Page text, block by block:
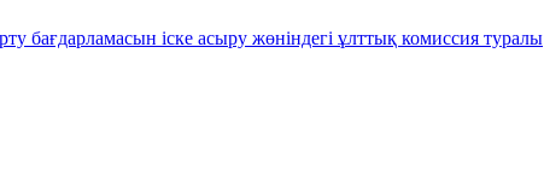
бағдарламасын іске асыру жөніндегі ұлттық комиссия туралы